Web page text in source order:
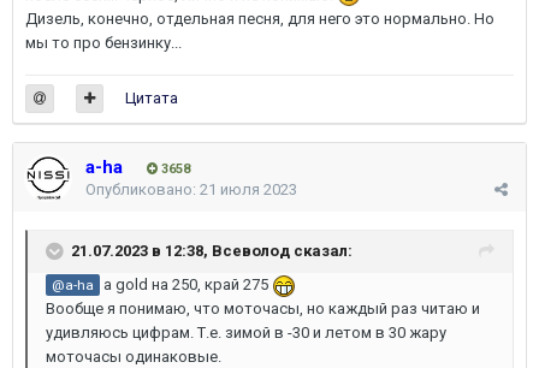
Дизель, конечно, отдельная песня, для него это нормально. Но
мы то про бензинку...
Цитата
a-ha 3658
Опубликовано: 21 июля 2023
21.07.2023 в 12:38, Всеволод сказал:
@a-ha
а gold на 250, край 275
Вообще я понимаю, что моточасы, но каждый раз читаю и
удивляюсь цифрам. Т.е. зимой в -30 и летом в 30 жару
моточасы одинаковые.